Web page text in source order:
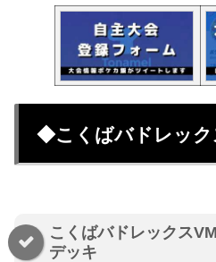
◆こくばバドレック
こくばバドレックス
デッキ